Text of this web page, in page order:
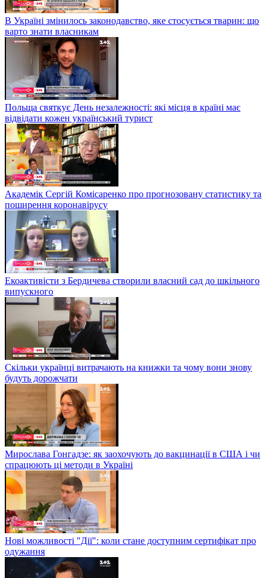
В Україні змінилось законодавство, яке стосується тварин: що
варто знати власникам
Польща святкує День незалежності: які місця в країні має
відвідати кожен український турист
Академік Сергій Комісаренко про прогнозовану статистику та
поширення коронавірусу
Екоактивісти з Бердичева створили власний сад до шкільного
випускного
Скільки українці витрачають на книжки та чому вони знову
будуть дорожчати
Мирослава Гонгадзе: як заохочують до вакцинації в США і чи
спрацюють ці методи в Україні
Нові можливості "Дії": коли стане доступним сертифікат про
одужання